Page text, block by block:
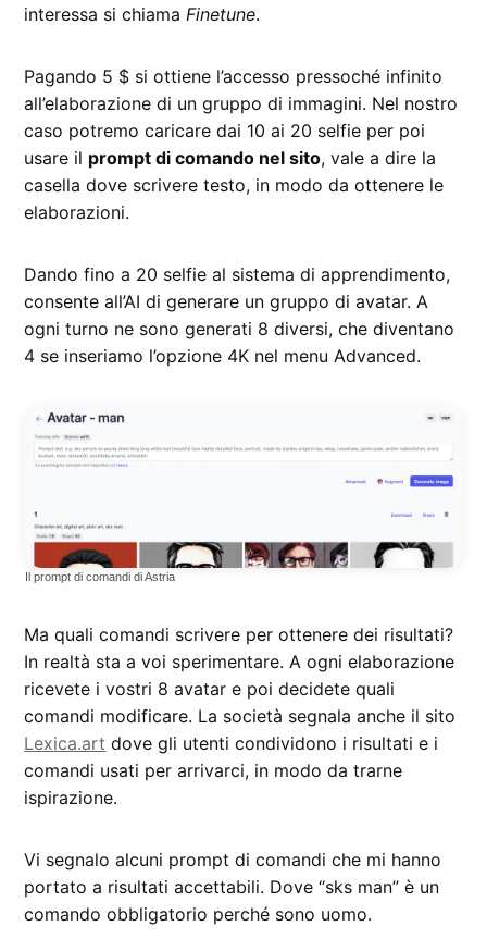
interessa si chiamaFinetune.
Pagando 5 $ si ottiene l’accesso pressoché infinito
all’elaborazione di un gruppo di immagini. Nel nostro
caso potremo caricare dai 10 ai 20 selfie per poi
usare il prompt di comando nel sito, vale a dire la
casella dove scrivere testo, in modo da ottenere le
elaborazioni.
Dando fino a 20 selfie al sistema di apprendimento,
consente all’AI di generare un gruppo di avatar. A
ogni turno ne sono generati 8 diversi, che diventano
4 se inseriamo l’opzione 4K nel menu Advanced.
Il prompt di comandi di Astria
Ma quali comandi scrivere per ottenere dei risultati?
In realtà sta a voi sperimentare. A ogni elaborazione
ricevete i vostri 8 avatar e poi decidete quali
comandi modificare. La società segnala anche il sito
Lexica.art dove gli utenti condividono i risultati e i
comandi usati per arrivarci, in modo da trarne
ispirazione.
Vi segnalo alcuni prompt di comandi che mi hanno
portato a risultati accettabili. Dove “sks man” è un
comando obbligatorio perché sono uomo.